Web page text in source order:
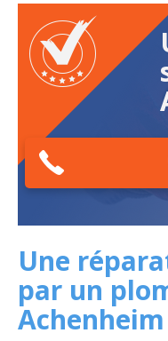
Une
par un
Achenheim